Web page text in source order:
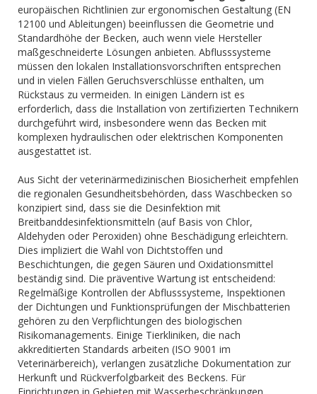
europäischen Richtlinien zur ergonomischen Gestaltung (EN
12100 und Ableitungen) beeinflussen die Geometrie und
Standardhöhe der Becken, auch wenn viele Hersteller
maßgeschneiderte Lösungen anbieten. Abflusssysteme
müssen den lokalen Installationsvorschriften entsprechen
und in vielen Fällen Geruchsverschlüsse enthalten, um
Rückstaus zu vermeiden. In einigen Ländern ist es
erforderlich, dass die Installation von zertifizierten Technikern
durchgeführt wird, insbesondere wenn das Becken mit
komplexen hydraulischen oder elektrischen Komponenten
ausgestattet ist.
Aus Sicht der veterinärmedizinischen Biosicherheit empfehlen
die regionalen Gesundheitsbehörden, dass Waschbecken so
konzipiert sind, dass sie die Desinfektion mit
Breitbanddesinfektionsmitteln (auf Basis von Chlor,
Aldehyden oder Peroxiden) ohne Beschädigung erleichtern.
Dies impliziert die Wahl von Dichtstoffen und
Beschichtungen, die gegen Säuren und Oxidationsmittel
beständig sind. Die präventive Wartung ist entscheidend:
Regelmäßige Kontrollen der Abflusssysteme, Inspektionen
der Dichtungen und Funktionsprüfungen der Mischbatterien
gehören zu den Verpflichtungen des biologischen
Risikomanagements. Einige Tierkliniken, die nach
akkreditierten Standards arbeiten (ISO 9001 im
Veterinärbereich), verlangen zusätzliche Dokumentation zur
Herkunft und Rückverfolgbarkeit des Beckens. Für